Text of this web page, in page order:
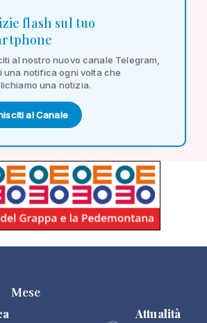
flash sul tuo
al nostro nuovo canale Telegram,
una notifica ogni volta che
una notizia.
al Canale
Mese
Attualità